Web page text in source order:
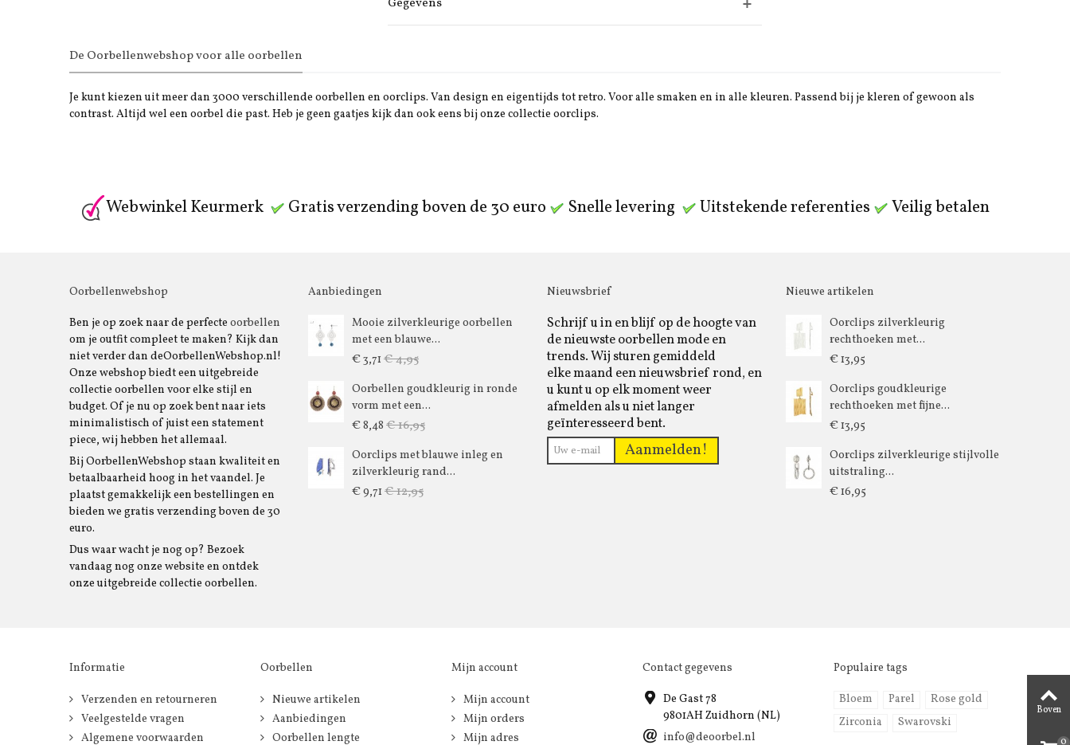
Gegevens
De Oorbellenwebshop voor alle oorbellen
Je kunt kiezen uit meer dan 3000 verschillende oorbellen en oorclips. Van design en eigentijds tot retro. Voor alle smaken en in alle kleuren. Passend bij je kleren of gewoon als
contrast. Altijd wel een oorbel die past. Heb je geen gaatjes kijk dan ook eens bij onze collectie oorclips.
Webwinkel Keurmerk Gratis verzending boven de 30 euro Snelle levering Uitstekende referenties Veilig betalen
Oorbellenwebshop
Ben je op zoek naar de perfecte oorbellen
om je outfit compleet te maken? Kijk dan
niet verder dan deOorbellenWebshop.nl!
Onze webshop biedt een uitgebreide
collectie oorbellen voor elke stijl en
budget. Of je nu op zoek bent naar iets
minimalistisch of juist een statement
piece, wij hebben het allemaal.
Bij OorbellenWebshop staan kwaliteit en
betaalbaarheid hoog in het vaandel. Je
plaatst gemakkelijk een bestellingen en
bieden we gratis verzending boven de 30
euro.
Dus waar wacht je nog op? Bezoek
vandaag nog onze website en ontdek
onze uitgebreide collectie oorbellen.
Aanbiedingen
Mooie zilverkleurige oorbellen
met een blauwe...
€ 3,71 € 4,95
Oorbellen goudkleurig in ronde
vorm met een...
€ 8,48 € 16,95
Oorclips met blauwe inleg en
zilverkleurig rand...
€ 9,71 € 12,95
Nieuwsbrief
Schrijf u in en blijf op de hoogte van
de nieuwste oorbellen mode en
trends. Wij sturen gemiddeld
elke maand een nieuwsbrief rond, en
u kunt u op elk moment weer
afmelden als u niet langer
geïnteresseerd bent.
Aanmelden!
Nieuwe artikelen
Oorclips zilverkleurig
rechthoeken met...
€ 13,95
Oorclips goudkleurige
rechthoeken met fijne...
€ 13,95
Oorclips zilverkleurige stijlvolle
uitstraling...
€ 16,95
Informatie
Verzenden en retourneren
Veelgestelde vragen
Algemene voorwaarden
Oorbellen
Nieuwe artikelen
Aanbiedingen
Oorbellen lengte
Mijn account
Mijn account
Mijn orders
Mijn adres
Contact gegevens
De Gast 78
9801AH Zuidhorn (NL)
info@deoorbel.nl
Populaire tags
Bloem Parel
Rose gold
Zirconia
Swarovski
Boven
0